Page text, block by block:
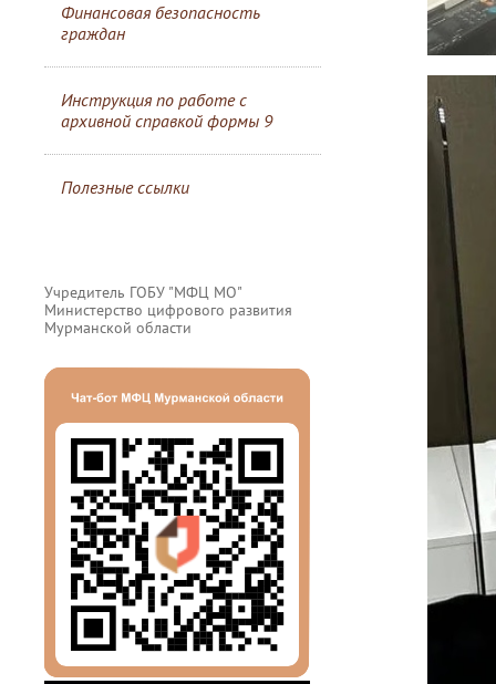
Финансовая безопасность
граждан
Инструкция по работе с
архивной справкой формы 9
Полезные ссылки
Учредитель ГОБУ "МФЦ МО"
Министерство цифрового развития
Мурманской области